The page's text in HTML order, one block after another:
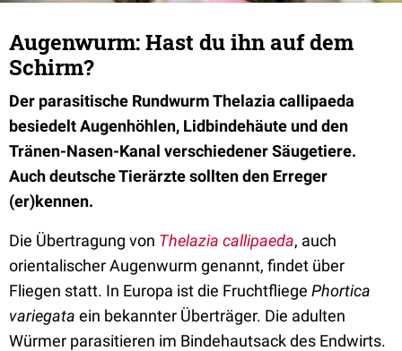
Augenwurm: Hast du ihn auf dem
Schirm?
Der parasitische Rundwurm Thelazia callipaeda
besiedelt Augenhöhlen, Lidbindehäute und den
Tränen-Nasen-Kanal verschiedener Säugetiere.
Auch deutsche Tierärzte sollten den Erreger
(er)kennen.
Die Übertragung von Thelazia callipaeda, auch
orientalischer Augenwurm genannt, findet über
Fliegen statt. In Europa ist die Fruchtfliege Phortica
variegata ein bekannter Überträger. Die adulten
Würmer parasitieren im Bindehautsack des Endwirts.